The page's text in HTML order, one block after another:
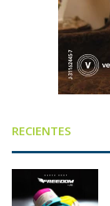
RECIENTES